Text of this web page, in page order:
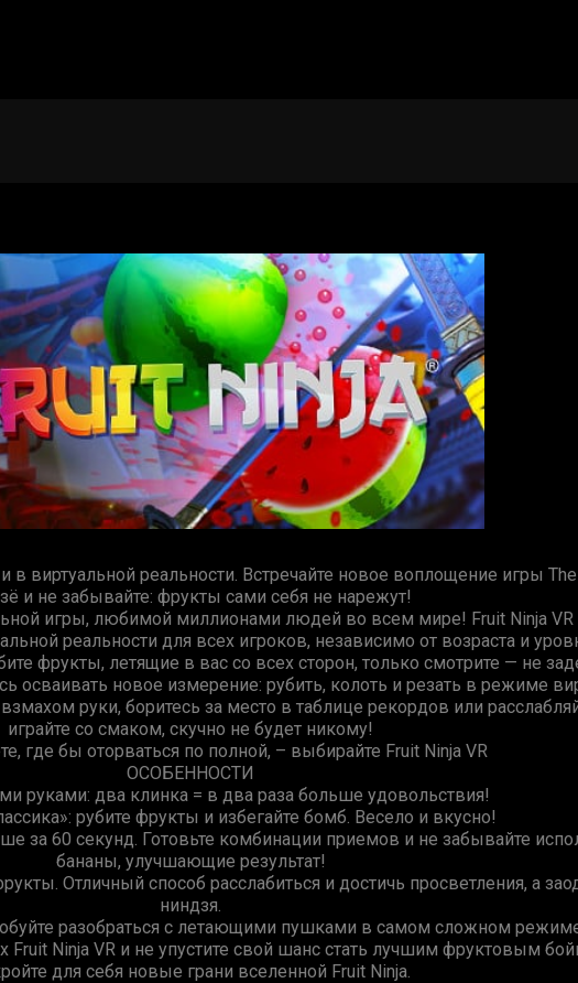
в виртуальной реальности. Встречайте новое воплощение игры
и не забывайте: фрукты сами себя не нарежут!
игры, любимой миллионами людей во всем мире! Fruit Ninja VR
реальности для всех игроков, независимо от возраста и
фрукты, летящие в вас со всех сторон, только смотрите — не
осваивать новое измерение: рубить, колоть и резать в режиме
руки, боритесь за место в таблице рекордов или
играйте со смаком, скучно не будет никому!
где бы оторваться по полной, – выбирайте Fruit Ninja VR
ОСОБЕННОСТИ
руками: два клинка = в два раза больше удовольствия!
рубите фрукты и избегайте бомб. Весело и вкусно!
за 60 секунд. Готовьте комбинации приемов и не забывайте
бананы, улучшающие результат!
Отличный способ расслабиться и достичь просветления, а
ниндзя.
разобраться с летающими пушками в самом сложном
Fruit Ninja VR и не упустите свой шанс стать лучшим фруктовым
для себя новые грани вселенной Fruit Ninja.